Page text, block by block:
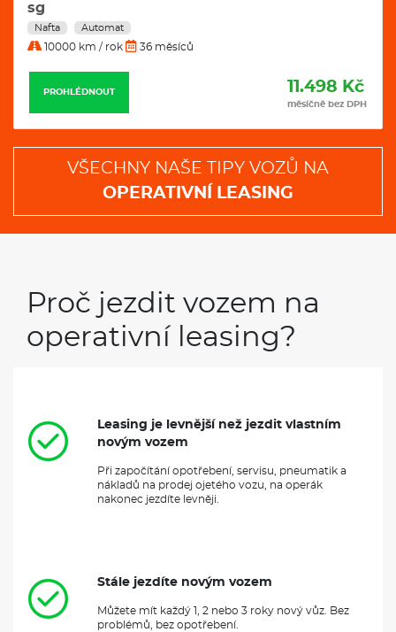
sg
Nafta Automat
10000 km / rok 36 měsíců
PROHLÉDNOUT 11.498 Kč
měsíčně bez DPH
VŠECHNY NAŠE TIPY VOZŮ NA
OPERATIVNÍ LEASING
Proč jezdit vozem na
operativní leasing?
Leasing je levnější než jezdit vlastním
novým vozem
Při započítání opotřebení, servisu, pneumatik a
nákladů na prodej ojetého vozu, na operák
nakonec jezdíte levněji.
Stále jezdíte novým vozem
Můžete mít každý 1, 2 nebo 3 roky nový vůz. Bez
problémů, bez opotřebení.